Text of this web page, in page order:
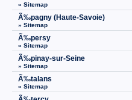
» Sitemap
Ã‰pagny (Haute-Savoie)
» Sitemap
Ã‰persy
» Sitemap
Ã‰pinay-sur-Seine
» Sitemap
Ã‰talans
» Sitemap